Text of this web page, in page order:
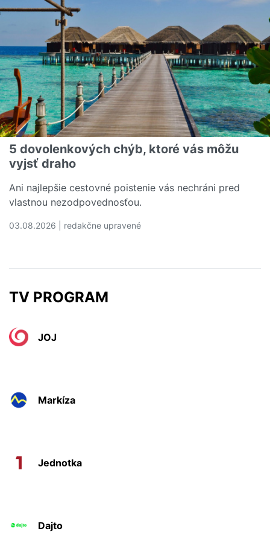
5 dovolenkových chýb, ktoré vás môžu
vyjsť draho
Ani najlepšie cestovné poistenie vás nechráni pred
vlastnou nezodpovednosťou.
03.08.2026 | redakčne upravené
TV PROGRAM
JOJ
Markíza
Jednotka
Dajto